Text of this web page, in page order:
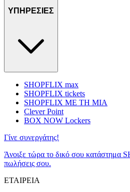
ΥΠΗΡΕΣΙΕΣ
SHOPFLIX max
SHOPFLIX tickets
SHOPFLIX ΜΕ ΤΗ ΜΙΑ
Clever Point
BOX NOW Lockers
Γίνε συνεργάτης!
Άνοιξε τώρα το δικό σου κατάστημα
πωλήσεις σου.
ΕΤΑΙΡΕΙΑ